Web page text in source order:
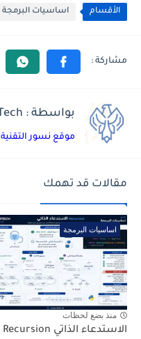
الأقسام اساسيات البرمجة
بواسطة : Nusur Tech
موقع نسور التقنية
مقالات قد تهمك
اساسيات البرمجة
منذ بضع لحظات
الاستدعاء الذاتي Recursion